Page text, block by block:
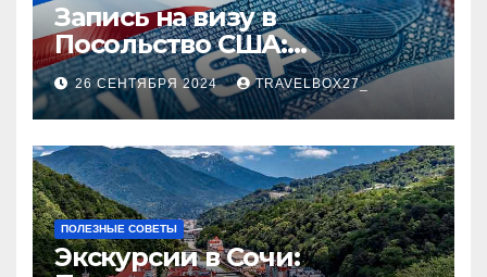
Запись на визу в
Посольство США:
Пошаговое руководство
26 СЕНТЯБРЯ 2024 TRAVELBOX27_
ПОЛЕЗНЫЕ СОВЕТЫ
Экскурсии в Сочи: